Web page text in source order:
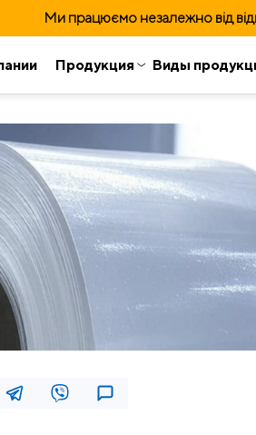
Ми працюємо незалежно від
Продукция Виды